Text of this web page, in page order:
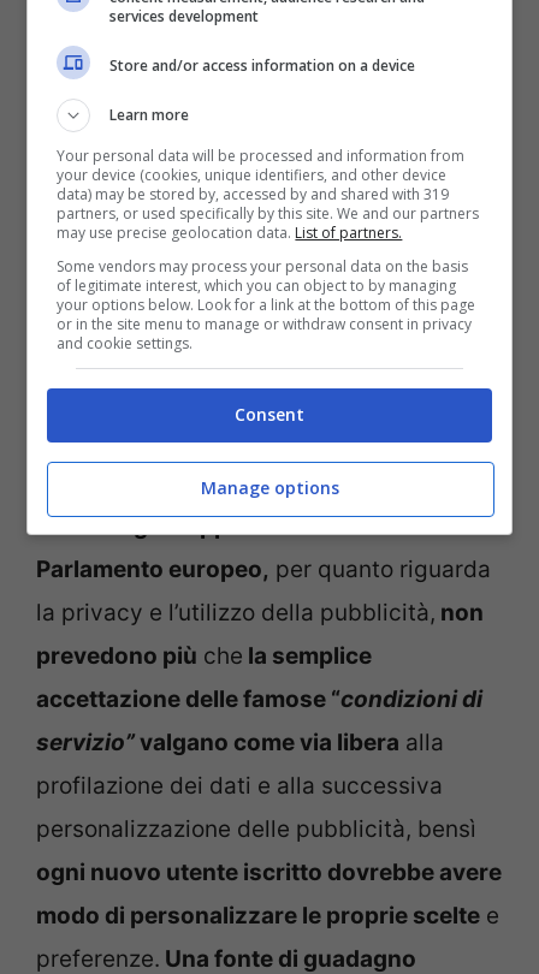
Zuckerberg proprietario di Meta – Notizie.top –
Un escamotage per aggirare
delle regole
La novità potrebbe arrivare già dalle
prossime settimaneper conformarsi ai
rilevi dell’Unione europea sulla privacy.
nuove regole approvate infatti dal
Parlamento europeo, per quanto riguarda
la privacy e l’utilizzo della pubblicità, non
prevedono più che la semplice
accettazione delle famose “condizioni di
servizio”valgano come via libera alla
profilazione dei dati e alla successiva
personalizzazione delle pubblicità, bensì
ogni nuovo utente iscritto dovrebbe avere
modo di personalizzare le proprie scelte e
preferenze. Una fonte di guadagno
services development
Store and/or access information on a device
Learn more
Your personal data will be processed and information from
your device (cookies, unique identifiers, and other device
data) may be stored by, accessed by and shared with 319
partners, or used specifically by this site. We and our partners
may use precise geolocation data. List of partners.
Some vendors may process your personal data on the basis
of legitimate interest, which you can object to by managing
your options below. Look for a link at the bottom of this page
or in the site menu to manage or withdraw consent in privacy
and cookie settings.
Consent
Manage options